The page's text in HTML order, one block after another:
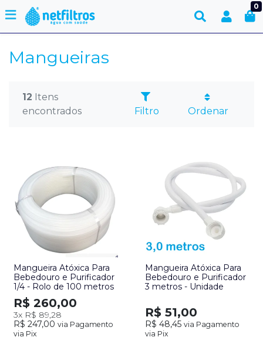
0
Mangueiras
12 Itens
encontrados
Filtro Ordenar
Mangueira Atóxica Para
Bebedouro e Purificador
1/4 - Rolo de 100 metros
R$ 260,00
3x R$ 89,28
R$ 247,00 via Pagamento
via Pix
Mangueira Atóxica Para
Bebedouro e Purificador
3 metros - Unidade
R$ 51,00
R$ 48,45 via Pagamento
via Pix